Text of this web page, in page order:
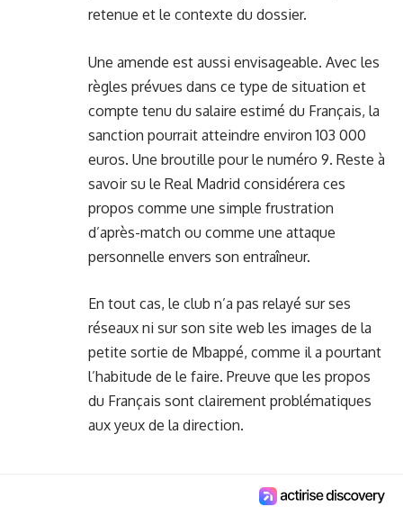
retenue et le contexte du dossier.
Une amende est aussi envisageable. Avec les
règles prévues dans ce type de situation et
compte tenu du salaire estimé du Français, la
sanction pourrait atteindre environ 103 000
euros. Une broutille pour le numéro 9. Reste à
savoir su le Real Madrid considérera ces
propos comme une simple frustration
d’après-match ou comme une attaque
personnelle envers son entraîneur.
En tout cas, le club n’a pas relayé sur ses
réseaux ni sur son site web les images de la
petite sortie de Mbappé, comme il a pourtant
l’habitude de le faire. Preuve que les propos
du Français sont clairement problématiques
aux yeux de la direction.